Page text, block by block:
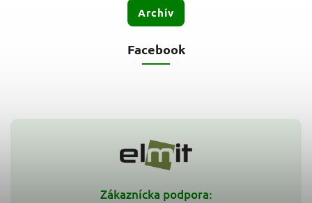
Zákaznícka podpora:
Archív
Facebook